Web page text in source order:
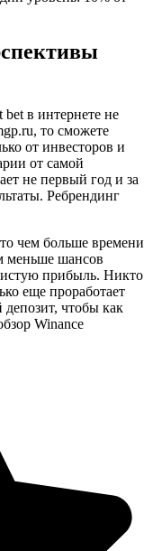
в интернете не
то сможете
от инвесторов и
от самой
не первый год и за
Ребрендинг
чем больше времени
меньше шансов
прибыль. Никто
еще проработает
чтобы как
Winance